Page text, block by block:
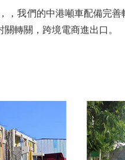
，我們的中港噸車配備完
轉關，跨境電商進出口。